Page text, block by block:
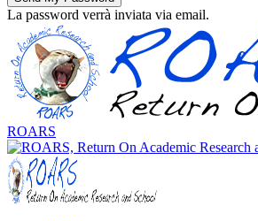
La password verrà inviata via email.
ROARS